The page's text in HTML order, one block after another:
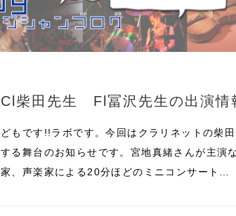
Cl柴田先生 Fl冨沢先生の出演情
どもです!!ラボです。今回はクラリネットの柴
する舞台のお知らせです。宮地真緒さんが主演
家、声楽家による20分ほどのミニコンサート…